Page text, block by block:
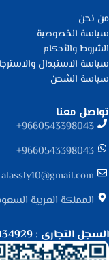
من نحن
سياسة الخصوصية
الشروط والأحكام
سياسة الاستبدال
سياسة الشحن
تواصل معنا
9660543398043⁩+
9660543398043⁩+
alassly10@gmail.com
المملكة العربية
السجل التجاري : 1009034929